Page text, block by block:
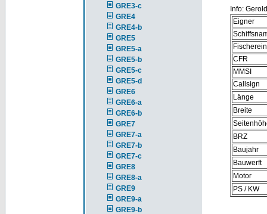
GRE3-c
GRE4
GRE4-b
GRE5
GRE5-a
GRE5-b
GRE5-c
GRE5-d
GRE6
GRE6-a
GRE6-b
GRE7
GRE7-a
GRE7-b
GRE7-c
GRE8
GRE8-a
GRE9
GRE9-a
GRE9-b
Info:
Eigner
CFR
MMSI
Callsign
Länge
Breite
BRZ
Baujahr
Bauwerft
Motor
PS / KW